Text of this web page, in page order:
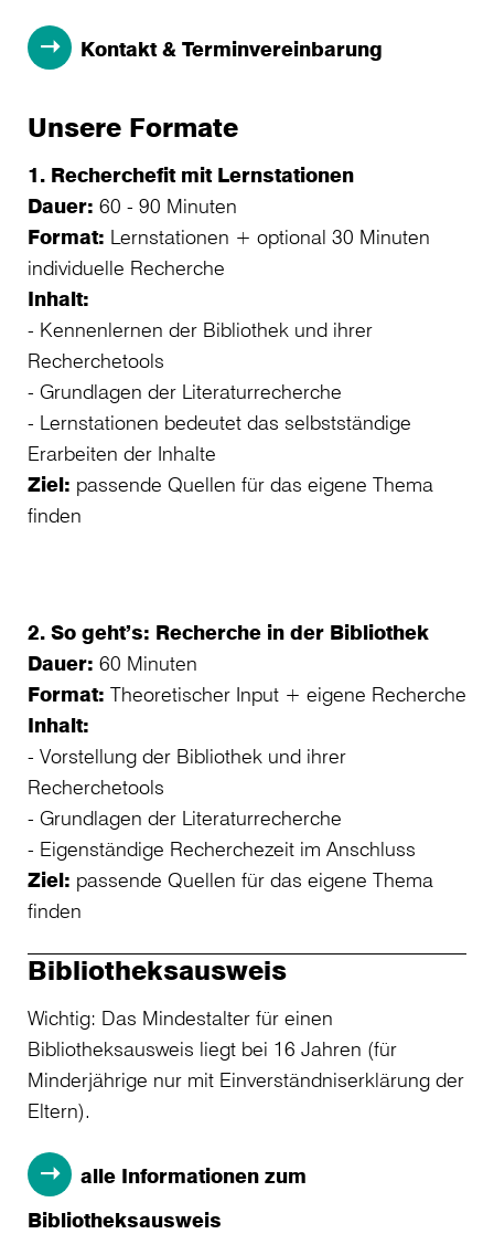
Kontakt & Terminvereinbarung
Unsere Formate
1. Recherchefit mit Lernstationen
Dauer: 60 - 90 Minuten
Format: Lernstationen + optional 30 Minuten
individuelle Recherche
Inhalt:
- Kennenlernen der Bibliothek und ihrer
Recherchetools
- Grundlagen der Literaturrecherche
- Lernstationen bedeutet das selbstständige
Erarbeiten der Inhalte
Ziel: passende Quellen für das eigene Thema
finden
2. So geht’s: Recherche in der Bibliothek
Dauer: 60 Minuten
Format: Theoretischer Input + eigene Recherche
Inhalt:
- Vorstellung der Bibliothek und ihrer
Recherchetools
- Grundlagen der Literaturrecherche
- Eigenständige Recherchezeit im Anschluss
Ziel: passende Quellen für das eigene Thema
finden
Bibliotheksausweis
Wichtig: Das Mindestalter für einen
Bibliotheksausweis liegt bei 16 Jahren (für
Minderjährige nur mit Einverständniserklärung der
Eltern).
alle Informationen zum
Bibliotheksausweis